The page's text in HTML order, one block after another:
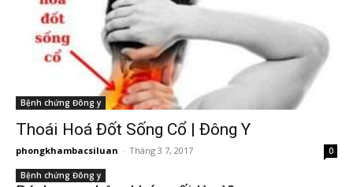
Bệnh chứng Đông y
Thoái Hoá Đốt Sống Cổ | Đông Y
phongkhambacsiluan - Tháng 3 7, 2017 0
Bệnh chứng Đông y